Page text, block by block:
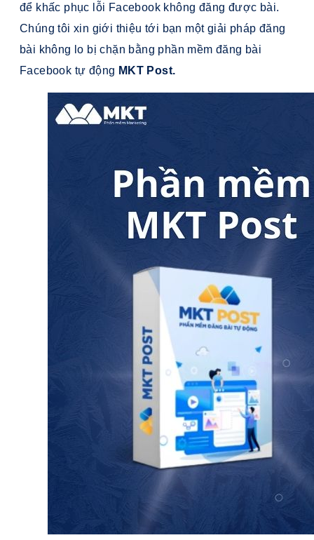
để khấc phục lỗi Facebook không đăng được bài.
Chúng tôi xin giới thiệu tới bạn một giải pháp đăng
bài không lo bị chặn bằng phần mềm đăng bài
Facebook tự động MKT Post.